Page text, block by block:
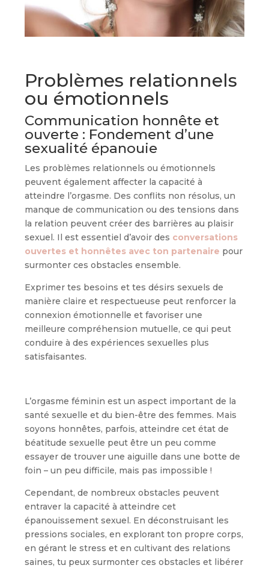
Problèmes relationnels
ou émotionnels
Communication honnête et
ouverte : Fondement d’une
sexualité épanouie
Les problèmes relationnels ou émotionnels
peuvent également affecter la capacité à
atteindre l’orgasme. Des conflits non résolus, un
manque de communication ou des tensions dans
la relation peuvent créer des barrières au plaisir
sexuel. Il est essentiel d’avoir des conversations
ouvertes et honnêtes avec ton partenaire pour
surmonter ces obstacles ensemble.
Exprimer tes besoins et tes désirs sexuels de
manière claire et respectueuse peut renforcer la
connexion émotionnelle et favoriser une
meilleure compréhension mutuelle, ce qui peut
conduire à des expériences sexuelles plus
satisfaisantes.
L’orgasme féminin est un aspect important de la
santé sexuelle et du bien-être des femmes. Mais
soyons honnêtes, parfois, atteindre cet état de
béatitude sexuelle peut être un peu comme
essayer de trouver une aiguille dans une botte de
foin – un peu difficile, mais pas impossible !
Cependant, de nombreux obstacles peuvent
entraver la capacité à atteindre cet
épanouissement sexuel. En déconstruisant les
pressions sociales, en explorant ton propre corps,
en gérant le stress et en cultivant des relations
saines, tu peux surmonter ces obstacles et libérer